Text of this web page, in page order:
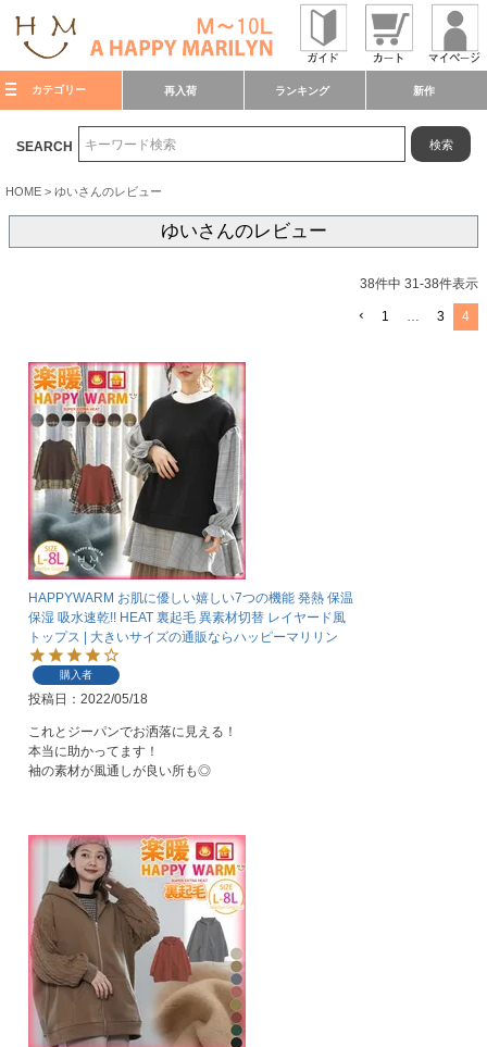
カテゴリー 再入荷 ランキング 新作
SEARCH 検索
HOME ゆいさんのレビュー
ゆいさんのレビュー
38件中 31-38件表示
1 … 3 4
HAPPYWARM お肌に優しい嬉しい7つの機能 発熱 保温
保湿 吸水速乾!! HEAT 裏起毛 異素材切替 レイヤード風
トップス | 大きいサイズの通販ならハッピーマリリン
購入者
投稿日 2022/05/18
これとジーパンでお洒落に見える！
本当に助かってます！
袖の素材が風通しが良い所も◎